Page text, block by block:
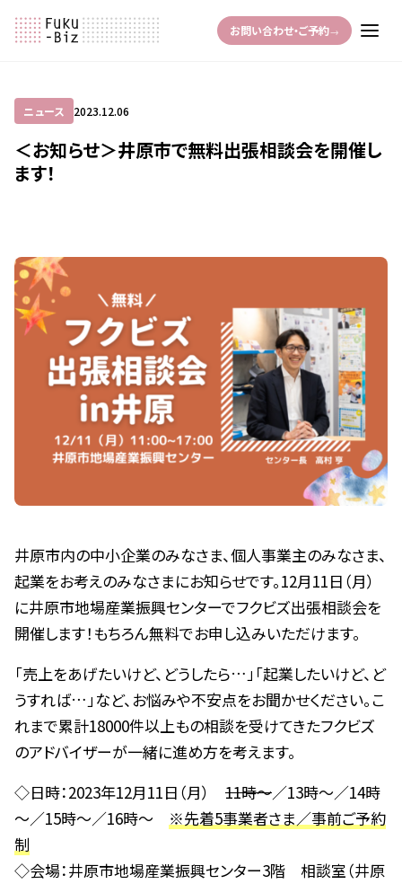
お問い合わせ・ご予約→
ニュース 2023.12.06
＜お知らせ＞井原市で無料出張相談会を開催し
ます！
井原市内の中小企業のみなさま、個人事業主のみなさま、
起業をお考えのみなさまにお知らせです。12月11日（月）
に井原市地場産業振興センターでフクビズ出張相談会を
開催します！もちろん無料でお申し込みいただけます。
「売上をあげたいけど、どうしたら…」「起業したいけど、ど
うすれば…」など、お悩みや不安点をお聞かせください。こ
れまで累計18000件以上もの相談を受けてきたフクビズ
のアドバイザーが一緒に進め方を考えます。
◇日時：2023年12月11日（月） 11時～／13時～／14時
～／15時～／16時～ ※先着5事業者さま／事前ご予約
制
◇会場：井原市地場産業振興センター3階 相談室（井原